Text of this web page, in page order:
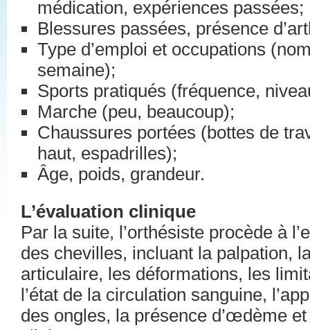
médication, expériences passées;
Blessures passées, présence
Type d’emploi et occupations
semaine);
Sports pratiqués (fréquence,
Marche (peu, beaucoup);
Chaussures portées (bottes de
haut, espadrilles);
Âge, poids, grandeur.
L’évaluation clinique
Par la suite, l’orthésiste procède à
des chevilles, incluant la palpation,
articulaire, les déformations, les
l’état de la circulation sanguine,
des ongles, la présence d’œdème